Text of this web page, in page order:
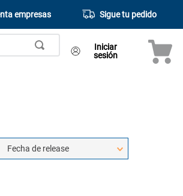
empresas Sigue tu pedido
Iniciar
sesión
Fecha de release